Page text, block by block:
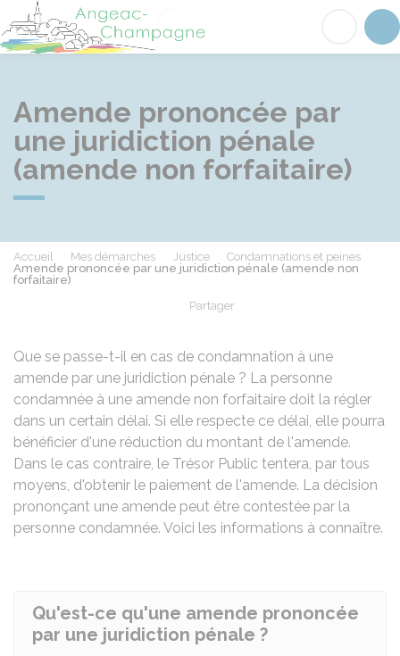
Angeac-Champagne
Amende prononcée par
une juridiction pénale
(amende non forfaitaire)
Accueil Mes démarches Justice
Condamnations et peines
Amende prononcée par une juridiction pénale (amende non
forfaitaire)
Partager
Que se passe-t-il en cas de condamnation à une
amende par une juridiction pénale ? La personne
condamnée à une amende non forfaitaire doit la régler
dans un certain délai. Si elle respecte ce délai, elle pourra
bénéficier d'une réduction du montant de l'amende.
Dans le cas contraire, le Trésor Public tentera, par tous
moyens, d'obtenir le paiement de l'amende. La décision
prononçant une amende peut être contestée par la
personne condamnée. Voici les informations à connaître.
Qu'est-ce qu'une amende prononcée
par une juridiction pénale ?